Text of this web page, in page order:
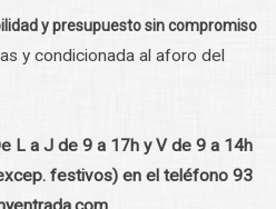
y presupuesto sin compromiso
y condicionada al aforo del
L a J de 9 a 17h y V de 9 a 14h
festivos) en el teléfono 93